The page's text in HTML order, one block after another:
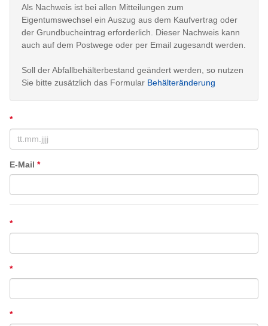
Als Nachweis ist bei allen Mitteilungen zum
Eigentumswechsel ein Auszug aus dem Kaufvertrag oder
der Grundbucheintrag erforderlich. Dieser Nachweis kann
auch auf dem Postwege oder per Email zugesandt werden.
Soll der Abfallbehälterbestand geändert werden, so nutzen
Sie bitte zusätzlich das Formular Behälteränderung
*
E-Mail *
*
*
*